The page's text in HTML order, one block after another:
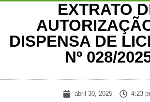
EXTRATO
DISPENSA DE
Nº 028/
abril 30, 2025 4:23